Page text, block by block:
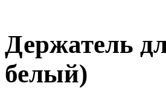
Держатель
белый)